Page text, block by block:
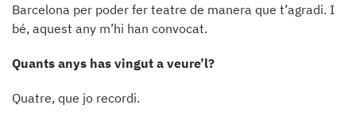
Barcelona per poder fer teatre de manera que t’agradi. I
bé, aquest any m’hi han convocat.
Quants anys has vingut a veure’l?
Quatre, que jo recordi.